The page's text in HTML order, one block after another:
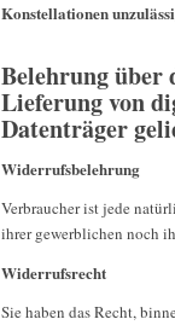
Konstellationen
Belehrung
Lieferung von
Datenträger
Widerrufsbelehrung
Verbraucher ist jede
ihrer gewerblichen noch
Widerrufsrecht
Sie haben das Recht,